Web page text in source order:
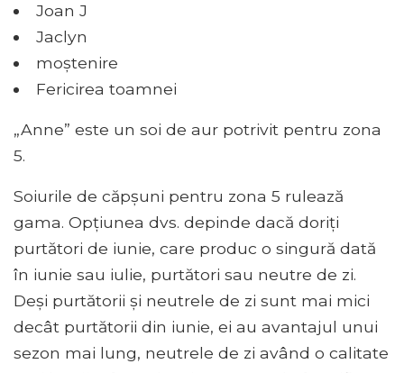
Joan J
Jaclyn
moștenire
Fericirea toamnei
„Anne” este un soi de aur potrivit pentru zona
5.
Soiurile de căpșuni pentru zona 5 rulează
gama. Opțiunea dvs. depinde dacă doriți
purtători de iunie, care produc o singură dată
în iunie sau iulie, purtători sau neutre de zi.
Deși purtătorii și neutrele de zi sunt mai mici
decât purtătorii din iunie, ei au avantajul unui
sezon mai lung, neutrele de zi având o calitate